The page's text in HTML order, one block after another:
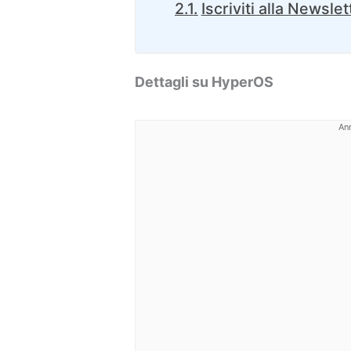
Iscriviti alla
Dettagli su HyperOS